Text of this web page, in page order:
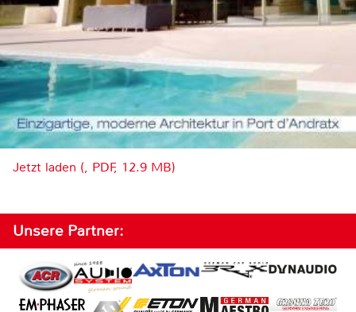
Jetzt laden (, PDF, 12.9 MB)
Unsere Partner: